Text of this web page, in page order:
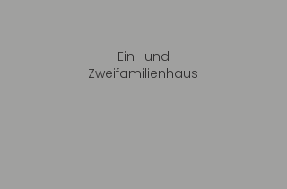
Ein- und
Zweifamilienhaus